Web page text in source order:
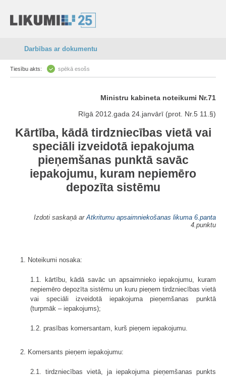
Darbības ar dokumentu
Tiesību akts: spēkā esošs
Ministru kabineta noteikumi Nr.71
Rīgā 2012.gada 24.janvārī (prot. Nr.5 11.§)
Kārtība, kādā tirdzniecības vietā vai
speciāli izveidotā iepakojuma
pieņemšanas punktā savāc
iepakojumu, kuram nepiemēro
depozīta sistēmu
Izdoti saskaņā ar Atkritumu apsaimniekošanas likuma 6.panta
4.punktu
1. Noteikumi nosaka:
1.1. kārtību, kādā savāc un apsaimnieko iepakojumu, kuram
nepiemēro depozīta sistēmu un kuru pieņem tirdzniecības vietā
vai speciāli izveidotā iepakojuma pieņemšanas punktā
(turpmāk – iepakojums);
1.2. prasības komersantam, kurš pieņem iepakojumu.
2. Komersants pieņem iepakojumu:
2.1. tirdzniecības vietā, ja iepakojuma pieņemšanas punkts